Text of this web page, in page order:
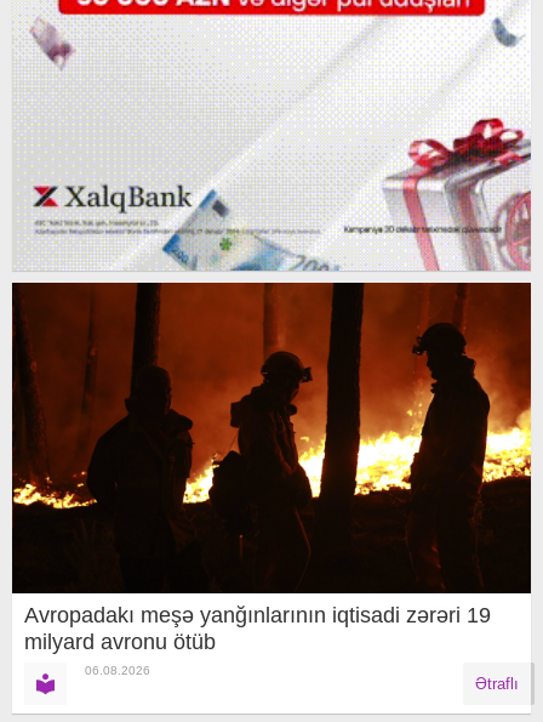
Avropadakı meşə yanğınlarının iqtisadi zərəri 19
milyard avronu ötüb
06.08.2026
Ətraflı